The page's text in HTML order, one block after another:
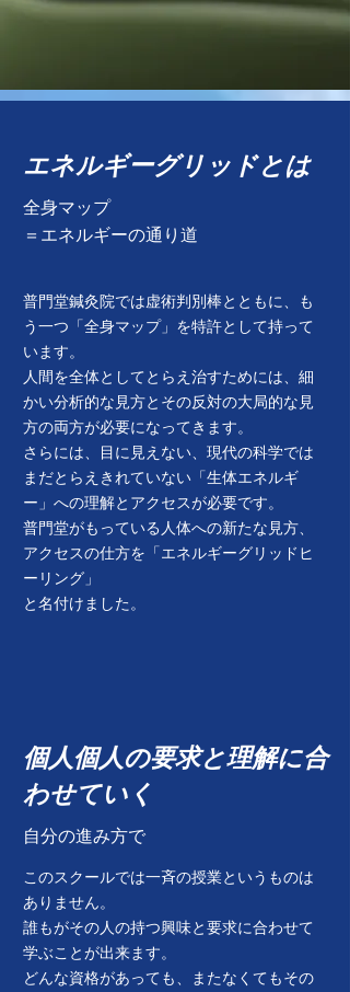
​エネルギーグリッドとは
​全身マップ
​＝エネルギーの通り道
普門堂鍼灸院では虚術判別棒とともに、も
う一つ「全身マップ」を特許として持って
います。
人間を全体としてとらえ治すためには、細
かい分析的な見方とその反対の大局的な見
方の両方が必要になってきます。
さらには、目に見えない、現代の科学では
まだとらえきれていない「生体エネルギ
ー」への理解とアクセスが必要です。
普門堂がもっている人体への新たな見方、
アクセスの仕方を「エネルギーグリッドヒ
ーリング」
​と名付けました。
​個人個人の要求と理解に合
わせていく
​自分の進み方で
このスクールでは一斉の授業というものは
ありません。
誰もがその人の持つ興味と要求に合わせて
学ぶことが出来ます。
どんな資格があっても、またなくてもその